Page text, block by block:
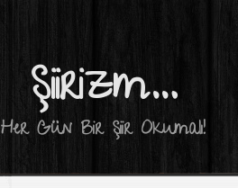
Şiirizm…
Her Gün Bir Şiir Okumalı!